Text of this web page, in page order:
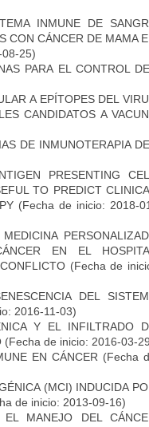
INMUNE DE
CON CÁNCER DE MAMA
25)
PARA EL CONTROL
A EPÍTOPES DEL
CANDIDATOS A
DE INMUNOTERAPIA
PRESENTING
TO PREDICT
(Fecha de inicio: 2018-
EN EL
(Fecha de
DEL
2016-11-03)
Y EL INFILTRADO
(Fecha de inicio: 2016-03-
EN CÁNCER (Fecha
(MCI) INDUCIDA
de inicio: 2013-09-16)
EL MANEJO DEL